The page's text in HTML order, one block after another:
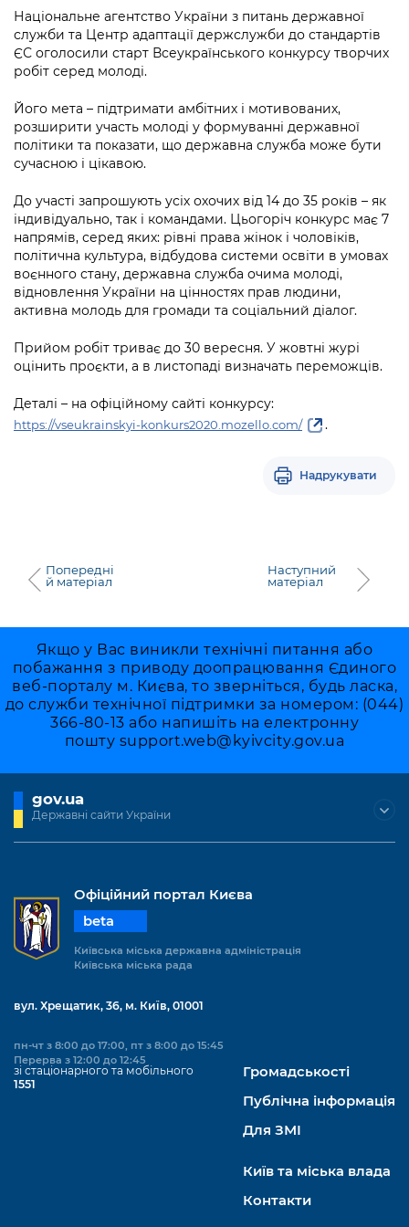
Рішення та розпорядження
Проєкти розпоряджень, що
перебувають на погодженні КМВА
Рішення Київради
Контактна інформація
Вакансії
Статистика
Звернення громадян
Регуляторна діяльність
Промисловість і наука Києва
Підприємства, установи, організації
Безбар'єрність
Освіта та навчальні заклади
Дороги, транспорт та парковки
Містобудування та земельні ділянки
Культура, спорт, дозвілля
Бізнес та ліцензування
Фінанси та бюджет
Безпека та правопорядок
Ритуальні послуги
Іноземцям / For foreigners
Пам'ятки культурної спадщини
Портал Захисників та Захисниць
Важливе під час воєнного стану
Громадська експертиза
Громадський бюджет
Громадська рада
Петиції
Відкритий бюджет
Контактний центр
Допомога учасникам АТО
Рада з питань внутрішньо переміщених
осіб при Київській міській військовій
адміністрації
«Ініціатива «Партнерство «Відкритий
Уряд» – місцевий рівень»
Інформація з обмеженим доступом
Подати запит онлайн
Проекти нормативно-правових та
інших актів
Нормативна база
Питання і відповіді про публічну
інформацію
Порядок оскарження рішень, дій чи
бездіяльності розпорядників інформації
публічну інформацію
Про відкриті дані
Медіагалерея
Підписатися на новини та анонси від
КМДА / Subscribe to announcements
from the KCSA
Порядок акредитації медіа /
Accreditation process
Подати журналістський запит /
Submitting a media request
Зйомки в лікарнях в умовах воєнного
стану / Rules for media coverage of
hospitals at work under martial law
media
Портал Послуг
Національне агентство України з питань державної
служби та Центр адаптації держслужби до стандартів
ЄС оголосили старт Всеукраїнського конкурсу творчих
робіт серед молоді.
Його мета – підтримати амбітних і мотивованих,
розширити участь молоді у формуванні державної
політики та показати, що державна служба може бути
сучасною і цікавою.
До участі запрошують усіх охочих від 14 до 35 років – як
індивідуально, так і командами. Цьогоріч конкурс має 7
напрямів, серед яких: рівні права жінок і чоловіків,
політична культура, відбудова системи освіти в умовах
воєнного стану, державна служба очима молоді,
відновлення України на цінностях прав людини,
активна молодь для громади та соціальний діалог.
Прийом робіт триває до 30 вересня. У жовтні журі
оцінить проєкти, а в листопаді визначать переможців.
Деталі – на офіційному сайті конкурсу:
https://vseukrainskyi-konkurs2020.mozello.com/ .
Надрукувати
Попередні
й матеріал
Наступний
матеріал
Якщо у Вас виникли технічні питання або
побажання з приводу доопрацювання Єдиного
веб-порталу м. Києва, то зверніться, будь ласка,
до служби технічної підтримки за номером: (044)
366-80-13 або напишіть на електронну
пошту support.web@kyivcity.gov.ua
gov.ua
Державні сайти України
Офіційний портал Києва
beta
Київська міська державна адміністрація
Київська міська рада
вул. Хрещатик, 36, м. Київ, 01001
пн-чт з 8:00 до 17:00, пт з 8:00 до 15:45
Перерва з 12:00 до 12:45
зі стаціонарного та мобільного
1551
Громадськості
Публічна інформація
Для ЗМІ
Київ та міська влада
Контакти